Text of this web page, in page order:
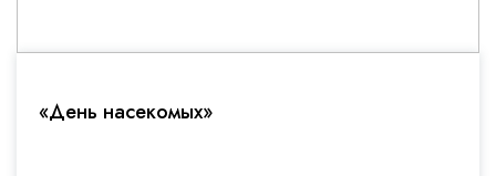
«День насекомых»